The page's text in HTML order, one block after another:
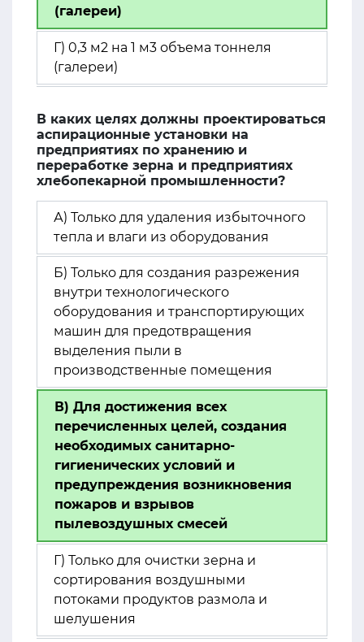
(галереи)
Г) 0,3 м2 на 1 м3 объема тоннеля
(галереи)
В каких целях должны проектироваться
аспирационные установки на
предприятиях по хранению и
переработке зерна и предприятиях
хлебопекарной промышленности?
А) Только для удаления избыточного
тепла и влаги из оборудования
Б) Только для создания разрежения
внутри технологического
оборудования и транспортирующих
машин для предотвращения
выделения пыли в
производственные помещения
В) Для достижения всех
перечисленных целей, создания
необходимых санитарно-
гигиенических условий и
предупреждения возникновения
пожаров и взрывов
пылевоздушных смесей
Г) Только для очистки зерна и
сортирования воздушными
потоками продуктов размола и
шелушения